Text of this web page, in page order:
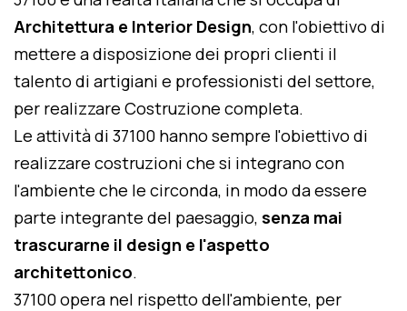
Architettura e Interior Design, con l'obiettivo di
mettere a disposizione dei propri clienti il
talento di artigiani e professionisti del settore,
per realizzare Costruzione completa.
Le attività di 37100 hanno sempre l'obiettivo di
realizzare costruzioni che si integrano con
l'ambiente che le circonda, in modo da essere
parte integrante del paesaggio, senza mai
trascurarne il design e l'aspetto
architettonico.
37100 opera nel rispetto dell'ambiente, per